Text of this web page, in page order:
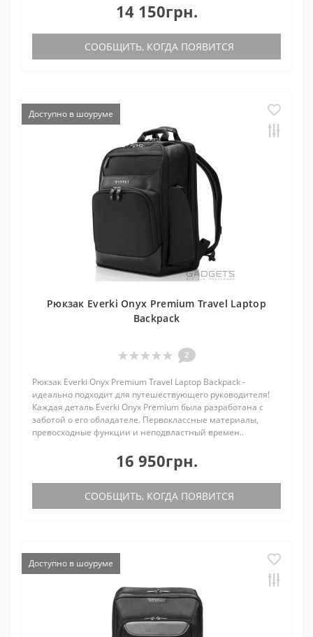
14 150грн.
СООБЩИТЬ, КОГДА ПОЯВИТСЯ
Доступно в шоуруме
Рюкзак Everki Onyx Premium Travel Laptop
Backpack
2
Рюкзак Everki Onyx Premium Travel Laptop Backpack -
идеально подходит для путешествующего руководителя!
Каждая деталь Everki Onyx Premium была разработана с
заботой о его обладателе. Первоклассные материалы,
превосходные функции и неподвластный времен..
16 950грн.
СООБЩИТЬ, КОГДА ПОЯВИТСЯ
Доступно в шоуруме